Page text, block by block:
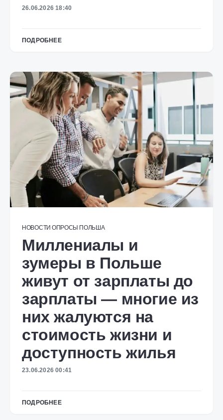
26.06.2026 18:40
ПОДРОБНЕЕ
НОВОСТИ ОПРОСЫ ПОЛЬША
Миллениалы и
зумеры в Польше
живут от зарплаты до
зарплаты — многие из
них жалуются на
стоимость жизни и
доступность жилья
23.06.2026 00:41
ПОДРОБНЕЕ